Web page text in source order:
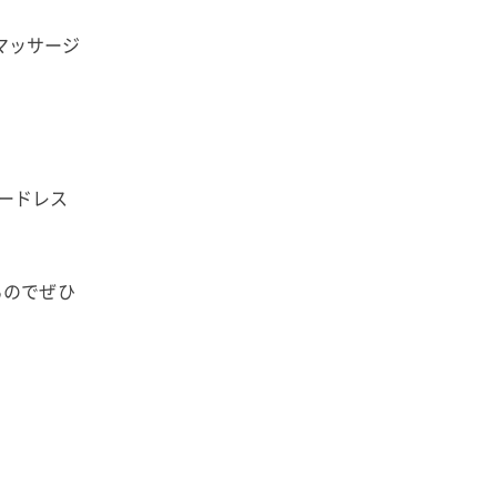
ッサージ
ドレス
でぜひ